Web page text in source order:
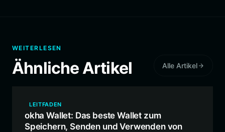
WEITERLESEN
Ähnliche Artikel Alle Artikel
LEITFADEN
okha Wallet: Das beste Wallet zum
Speichern, Senden und Verwenden von